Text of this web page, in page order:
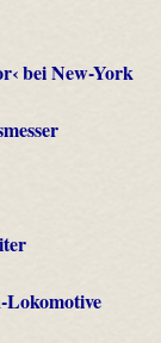
bei New-York
Lokomotive